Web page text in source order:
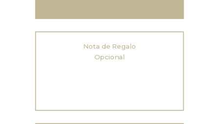
Nota de Regalo
Opcional